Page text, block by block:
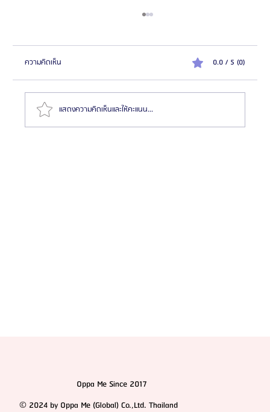
ความคิดเห็น 0.0 / 5 (0)
แสดงความคิดเห็นและให้คะแนน...
Oppa Me Since 2017
© 2024 by Oppa Me (Global) Co.,Ltd. Thailand